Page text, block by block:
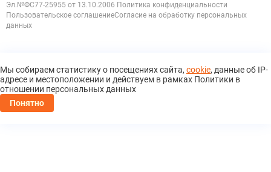
Эл.№ФС77-25955 от 13.10.2006 Политика конфиденциальности
Пользовательское соглашениеСогласие на обработку персональных
данных
Мы собираем статистику о посещениях сайта, cookie, данные об IP-
адресе и местоположении и действуем в рамках Политики в
отношении персональных данных
Понятно